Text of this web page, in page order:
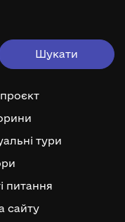
тури
питання
сайту